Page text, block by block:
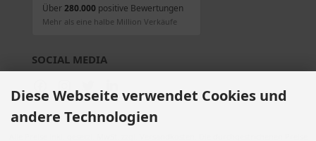
Über280.000positive Bewertungen
Mehr als eine halbe Million Verkäufe
SOCIAL MEDIA
Diese Webseite verwendet Cookies und
andere Technologien